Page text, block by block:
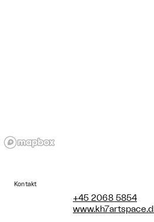
Kontakt
+45 2068 5854